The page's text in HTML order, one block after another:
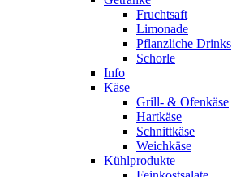
Fruchtsaft
Limonade
Pflanzliche Drinks
Schorle
Info
Käse
Grill- & Ofenkäse
Hartkäse
Schnittkäse
Weichkäse
Kühlprodukte